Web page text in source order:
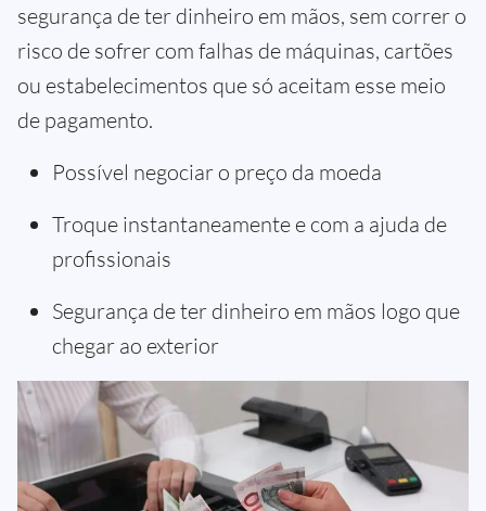
segurança de ter dinheiro em mãos, sem correr o
risco de sofrer com falhas de máquinas, cartões
ou estabelecimentos que só aceitam esse meio
de pagamento.
Possível negociar o preço da moeda
Troque instantaneamente e com a ajuda de
profissionais
Segurança de ter dinheiro em mãos logo que
chegar ao exterior